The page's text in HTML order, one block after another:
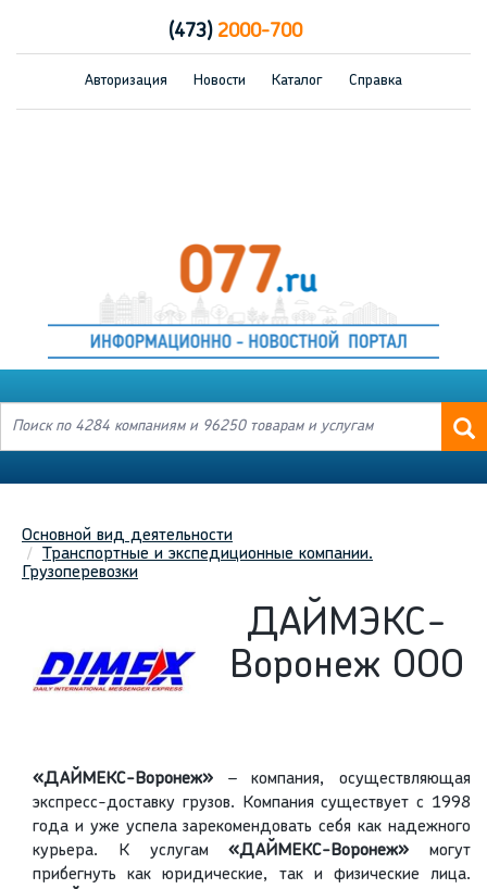
(473)2000-700
Авторизация Новости Каталог Справка
Основной вид деятельности
Транспортные и экспедиционные компании.
Грузоперевозки
ДАЙМЭКС-
Воронеж ООО
«ДАЙМЕКС-Воронеж» – компания, осуществляющая
экспресс-доставку грузов. Компания существует с 1998
года и уже успела зарекомендовать себя как надежного
курьера. К услугам«ДАЙМЕКС-Воронеж» могут
прибегнуть как юридические, так и физические лица.